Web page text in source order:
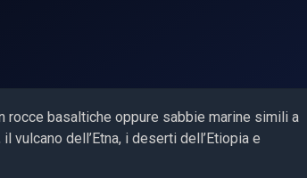
rocce basaltiche oppure sabbie marine simili a
vulcano dell’Etna, i deserti dell’Etiopia e